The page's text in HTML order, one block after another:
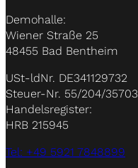
Demohalle:
Wiener Straße 25
48455 Bad Bentheim
USt-ldNr. DE341129732
Steuer-Nr. 55/204/35703
Handelsregister:
HRB 215945
Tel: +49 5921 7848899